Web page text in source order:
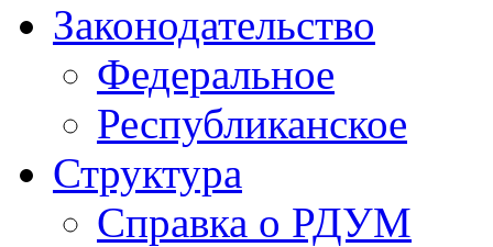
Законодательство
Федеральное
Республиканское
Структура
Справка о РДУМ